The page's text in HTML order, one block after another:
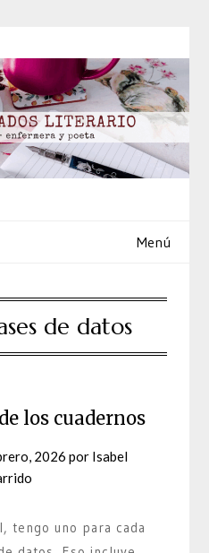
Menú
de datos
los cuadernos
2026 por Isabel
tengo uno para cada